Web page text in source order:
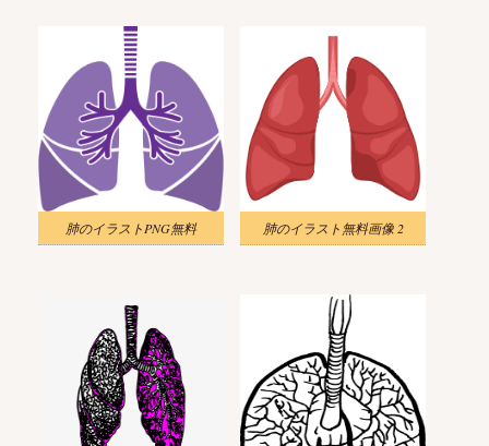
肺のイラストPNG無料 肺のイラスト無料画像 2